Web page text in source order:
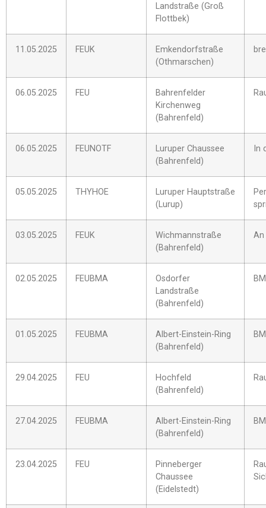
Landstraße (Groß
Flottbek)
11.05.2025 FEUK
Emkendorfstraße
(Othmarschen)
06.05.2025 FEU
Bahrenfelder
Kirchenweg
(Bahrenfeld)
06.05.2025 FEUNOTF
Luruper Chaussee
(Bahrenfeld)
In
05.05.2025 THYHOE
Luruper Hauptstraße
(Lurup)
03.05.2025 FEUK
Wichmannstraße
(Bahrenfeld)
An
02.05.2025 FEUBMA
Osdorfer
Landstraße
(Bahrenfeld)
01.05.2025 FEUBMA
Albert-Einstein-Ring
(Bahrenfeld)
29.04.2025 FEU
Hochfeld
(Bahrenfeld)
27.04.2025 FEUBMA
Albert-Einstein-Ring
(Bahrenfeld)
23.04.2025 FEU
Pinneberger
Chaussee
(Eidelstedt)